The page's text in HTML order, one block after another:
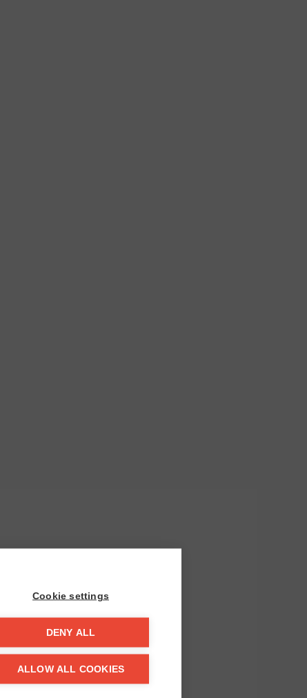
Cookie settings
DENY ALL
ALLOW ALL COOKIES